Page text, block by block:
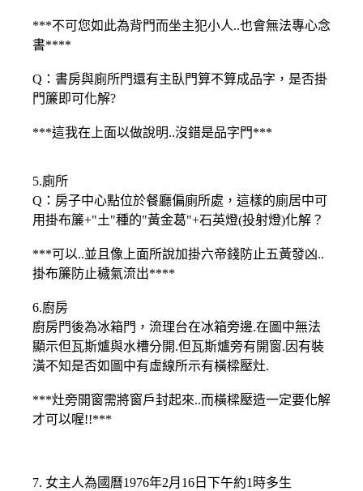
***不可您如此為背門而坐主犯小人..也會無法專心念
書****
Q：書房與廁所門還有主臥門算不算成品字，是否掛
門簾即可化解?
***這我在上面以做說明..沒錯是品字門***
5.廁所
Q：房子中心點位於餐廳偏廁所處，這樣的廁居中可
用掛布簾+"土"種的"黃金葛"+石英燈(投射燈)化解？
***可以..並且像上面所說加掛六帝錢防止五黃發凶..
掛布簾防止穢氣流出****
6.廚房
廚房門後為冰箱門，流理台在冰箱旁邊.在圖中無法
顯示但瓦斯爐與水槽分開.但瓦斯爐旁有開窗.因有裝
潢不知是否如圖中有虛線所示有橫樑壓灶.
***灶旁開窗需將窗戶封起來..而橫樑壓造一定要化解
才可以喔!!***
7. 女主人為國曆1976年2月16日下午約1時多生